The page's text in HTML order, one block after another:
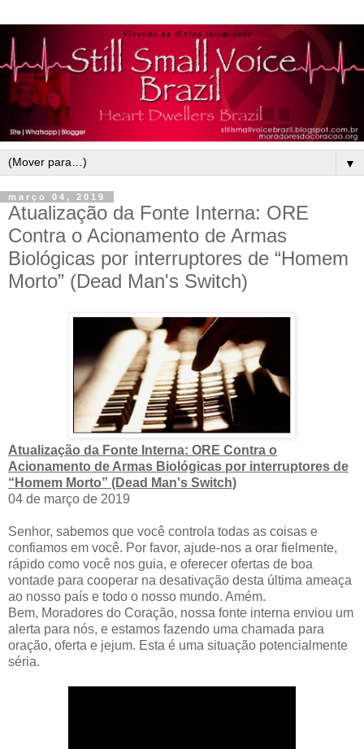
▼
março 04, 2019
Atualização da Fonte Interna: ORE
Contra o Acionamento de Armas
Biológicas por interruptores de “Homem
Morto” (Dead Man's Switch)
Atualização da Fonte Interna: ORE Contra o
Acionamento de Armas Biológicas por interruptores de
“Homem Morto” (Dead Man's Switch)
04 de março de 2019
Senhor, sabemos que você controla todas as coisas e
confiamos em você. Por favor, ajude-nos a orar fielmente,
rápido como você nos guia, e oferecer ofertas de boa
vontade para cooperar na desativação desta última ameaça
ao nosso país e todo o nosso mundo. Amém.
Bem, Moradores do Coração, nossa fonte interna enviou um
alerta para nós, e estamos fazendo uma chamada para
oração, oferta e jejum. Esta é uma situação potencialmente
séria.